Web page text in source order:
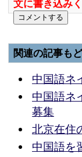
文に書き込みく
関連の記事も
中国語ネ
中国語ネ
募集
北京在住
中国語を